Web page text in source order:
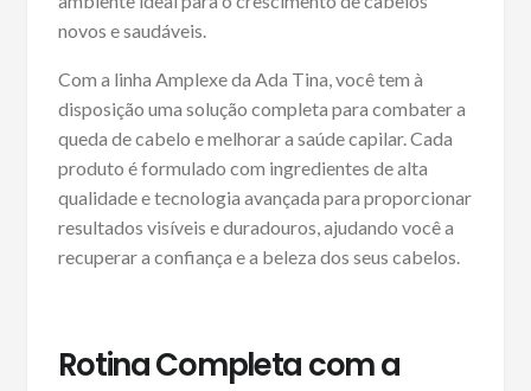
novos e saudáveis.
Com a linha Amplexe da Ada Tina, você tem à
disposição uma solução completa para combater a
queda de cabelo e melhorar a saúde capilar. Cada
produto é formulado com ingredientes de alta
qualidade e tecnologia avançada para proporcionar
resultados visíveis e duradouros, ajudando você a
recuperar a confiança e a beleza dos seus cabelos.
Rotina Completa com a